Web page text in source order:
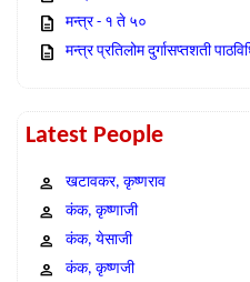
मन्त्र - १ ते ५०
मन्त्र प्रतिलोम दुर्गासप्तशती
Latest People
खटावकर, कृष्णराव
कंक, कृष्णाजी
कंक, येसाजी
कंक, कृष्णजी